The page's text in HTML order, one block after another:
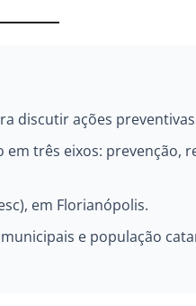
discutir ações
três eixos: prevenção,
em Florianópolis.
e população